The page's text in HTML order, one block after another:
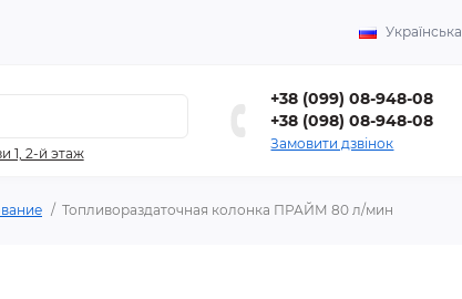
Українська
1, 2-й этаж
+38 (099) 08-948-08
+38 (098) 08-948-08
Замовити дзвінок
Топливораздаточная колонка ПРАЙМ 80 л/мин